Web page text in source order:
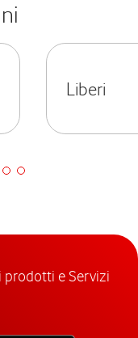
Liberi
prodotti e Servizi